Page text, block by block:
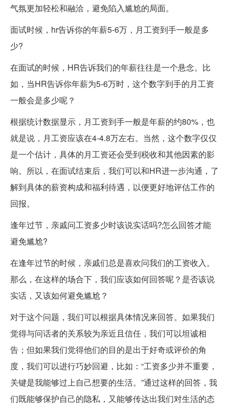
气氛更加轻松和融洽，避免陷入尴尬的局面。
面试时候，hr告诉你的年薪5-6万，月工资到手一般是多
少?
在面试的时候，HR告诉我们的年薪往往是一个悬念。比
如，当HR告诉你年薪为5-6万时，这个数字到手的月工资
一般会是多少呢？
根据统计数据显示，月工资到手一般是年薪的约80%，也
就是说，月工资应该在4-4.8万左右。当然，这个数字仅仅
是一个估计，具体的月工资还会受到税收和其他因素的影
响。所以，在面试结束后，我们可以和HR进一步沟通，了
解到具体的薪资构成和福利待遇，以便更好地评估工作的
回报。
逢年过节，亲戚问工资多少时该说实话吗?怎么回答才能
避免尴尬?
在逢年过节的时候，亲戚们总是喜欢问我们的工资收入。
那么，在这样的场合下，我们应该如何回答呢？是否该说
实话，又该如何避免尴尬？
对于这个问题，我们可以根据具体情况来回答。如果我们
觉得与问话者的关系较为亲近且信任，我们可以坦诚相
告；但如果我们觉得他们的目的是出于好奇或评价的角
度，我们可以进行巧妙回避，比如：“工资多少并不重要，
关键是我能够过上自己想要的生活。”通过这样的回答，我
们既能够保护自己的隐私，又能够传达出我们对生活的态